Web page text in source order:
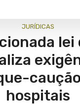
JURÍ­DICAS
lei
hospitais